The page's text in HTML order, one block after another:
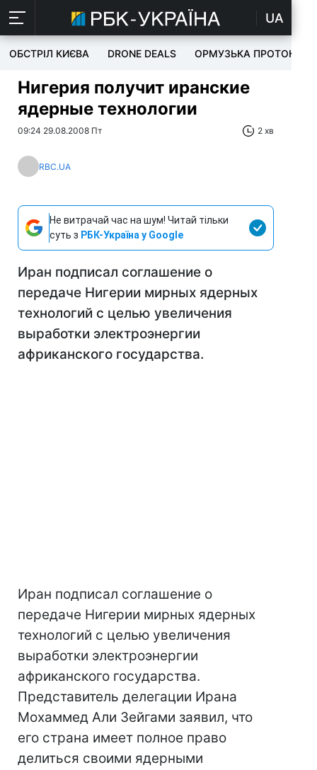
UA
ОБСТРІЛ КИЄВА DRONE DEALS ОРМУЗЬКА ПРОТОКА
Нигерия получит иранские
ядерные технологии
09:24 29.08.2008 Пт 2 хв
RBC.UA
Не витрачай час на шум! Читай тільки
суть з РБК-Україна у Google
Иран подписал соглашение о
передаче Нигерии мирных ядерных
технологий с целью увеличения
выработки электроэнергии
африканского государства.
Иран подписал соглашение о
передаче Нигерии мирных ядерных
технологий с целью увеличения
выработки электроэнергии
африканского государства.
Представитель делегации Ирана
Мохаммед Али Зейгами заявил, что
его страна имеет полное право
делиться своими ядерными